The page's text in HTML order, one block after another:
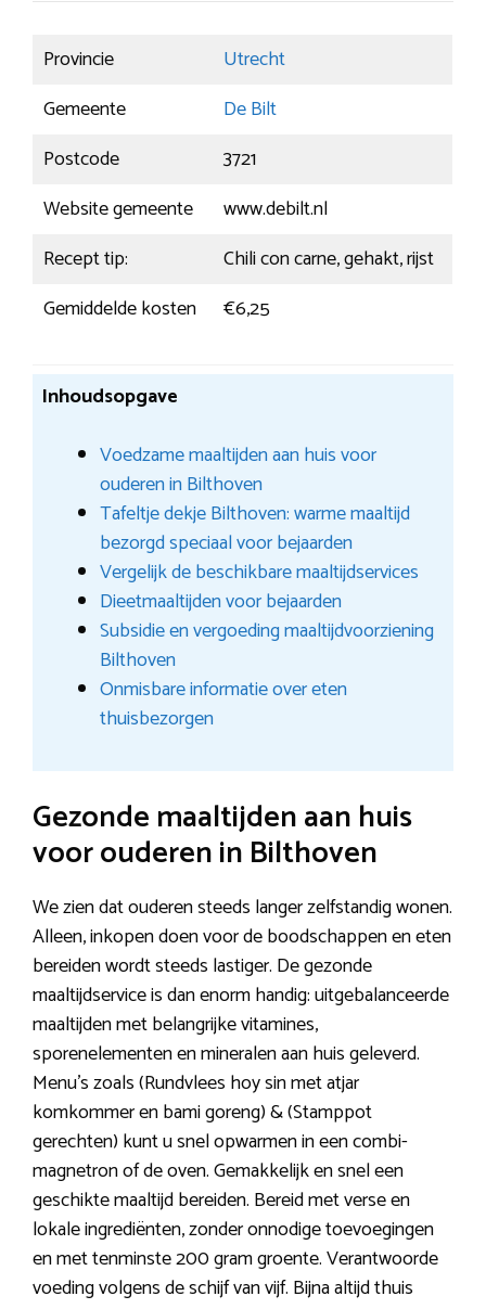
Provincie
Utrecht
Gemeente
De Bilt
Postcode
3721
Website gemeente
www.debilt.nl
Recept tip:
Chili con carne, gehakt, rijst
Gemiddelde kosten
€6,25
Inhoudsopgave
Voedzame maaltijden aan huis voor
ouderen in Bilthoven
Tafeltje dekje Bilthoven: warme maaltijd
bezorgd speciaal voor bejaarden
Vergelijk de beschikbare maaltijdservices
Dieetmaaltijden voor bejaarden
Subsidie en vergoeding maaltijdvoorziening
Bilthoven
Onmisbare informatie over eten
thuisbezorgen
Gezonde maaltijden aan huis
voor ouderen in Bilthoven
We zien dat ouderen steeds langer zelfstandig wonen.
Alleen, inkopen doen voor de boodschappen en eten
bereiden wordt steeds lastiger. De gezonde
maaltijdservice is dan enorm handig: uitgebalanceerde
maaltijden met belangrijke vitamines,
sporenelementen en mineralen aan huis geleverd.
Menu’s zoals (Rundvlees hoy sin met atjar
komkommer en bami goreng) & (Stamppot
gerechten) kunt u snel opwarmen in een combi-
magnetron of de oven. Gemakkelijk en snel een
geschikte maaltijd bereiden. Bereid met verse en
lokale ingrediënten, zonder onnodige toevoegingen
en met tenminste 200 gram groente. Verantwoorde
voeding volgens de schijf van vijf. Bijna altijd thuis